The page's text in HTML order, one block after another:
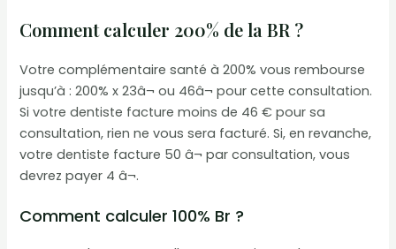
Comment calculer 200% de la BR ?
Votre complémentaire santé à 200% vous rembourse
jusqu’à : 200% x 23â¬ ou 46â¬ pour cette consultation.
Si votre dentiste facture moins de 46 € pour sa
consultation, rien ne vous sera facturé. Si, en revanche,
votre dentiste facture 50 â¬ par consultation, vous
devrez payer 4 â¬.
Comment calculer 100% Br ?